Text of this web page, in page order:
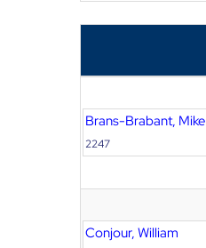
Brans-Brabant, Mike
2247
Conjour, William